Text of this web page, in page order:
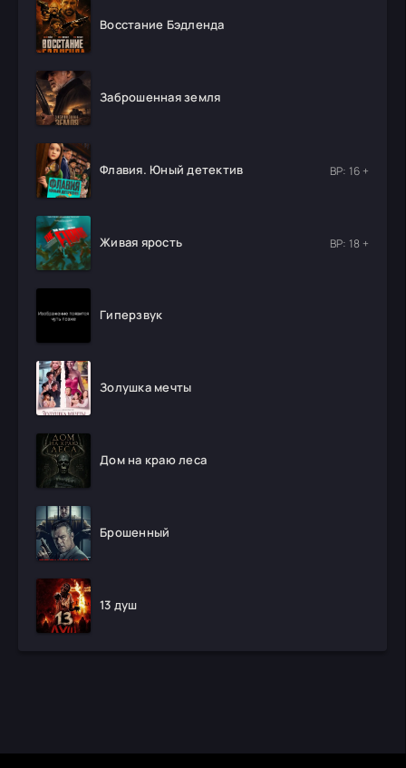
Восстание Бэдленда
Заброшенная земля
Флавия. Юный детектив ВР: 16 +
Живая ярость ВР: 18 +
Гиперзвук
Золушка мечты
Дом на краю леса
Брошенный
13 душ